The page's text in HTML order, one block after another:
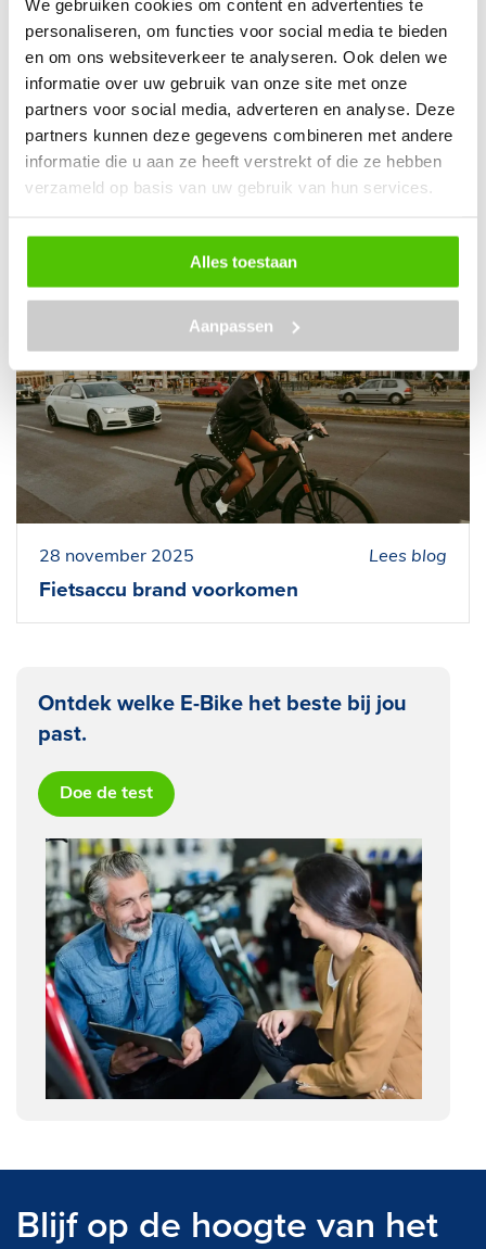
We gebruiken cookies om content en advertenties te
personaliseren, om functies voor social media te bieden
en om ons websiteverkeer te analyseren. Ook delen we
informatie over uw gebruik van onze site met onze
partners voor social media, adverteren en analyse. Deze
partners kunnen deze gegevens combineren met andere
informatie die u aan ze heeft verstrekt of die ze hebben
verzameld op basis van uw gebruik van hun services.
Alles toestaan
Aanpassen
Fietsendrager monteren? Volg dit simpele
28 november 2025
Fietsaccu brand voorkomen
Lees blog
Ontdek welke E-Bike het beste bij jou
past.
Doe de test
Blijf op de hoogte van het